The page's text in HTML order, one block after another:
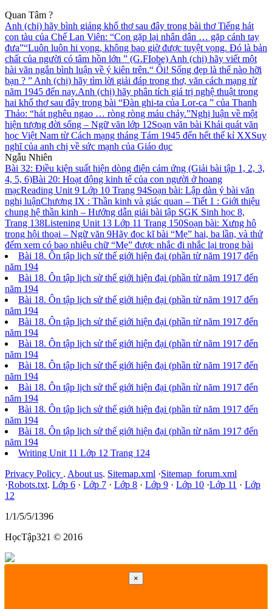
Quan Tâm ?
Anh (chị) hãy bình giảng khổ thơ sau đây trong bài thơ Tiếng hát
con tàu của Chế Lan Viên: “Con gặp lại nhân dân … gặp cánh tay
đưa”“Luôn luôn hi vọng, không bao giờ được tuyệt vọng. Đó là bản
chất của người có tâm hồn lớn ” (G.FIobe) Anh (chị) hãy viết một
hài văn ngắn bình luận về ý kiên trên.“ Ôi! Sống đẹp là thế nào hỡi
bạn ? ” Anh (chị) hãy tìm lời giải đáp trong thơ, văn cách mạng từ
năm 1945 đến nay.Anh (chị) hãy phân tích giá trị nghệ thuật trong
hai khổ thơ sau đây trong bài “Đàn ghi-ta của Lor-ca ” của Thanh
Thảo: “hát nghêu ngao … ròng ròng máu chảy.”Nghị luận về một
hiện tượng đời sống – Ngữ văn lớp 12Soạn văn bài Khái quát văn
học Việt Nam từ Cách mạng tháng Tám 1945 đến hết thế kỉ XXSuy
nghĩ của anh chị về sức mạnh của Giáo dục
Ngẫu Nhiên
Bài 32: Điều kiện suất hiện dòng điện cảm ứng (Giải bài tập 1, 2, 3,
4, 5, 6)Bài 20: Hoạt động kinh tế của con người ở hoang
mạcReading Unit 9 Lớp 10 Trang 94Soạn bài: Lập dàn ý bài văn
nghị luậnChương IX : Thần kinh và giác quan – Tiết 1 : Giới thiệu
chung hệ thần kinh – Hướng dẫn giải bài tập SGK Sinh học 8,
Trang 138Listening Unit 13 Lớp 11 Trang 150Soạn bài: Xưng hô
trong hội thoại – Ngữ văn 9Hãy đọc kĩ bài “Mẹ” hai, ba lần, và thử
đếm xem có bao nhiêu chữ “Mẹ” được nhắc đi nhắc lại trong bài
Bài 18. Ôn tập lịch sử thế giới hiện đại (phần từ năm 1917 đến
năm 194
Bài 18. Ôn tập lịch sử thế giới hiện đại (phần từ năm 1917 đến
năm 194
Bài 18. Ôn tập lịch sử thế giới hiện đại (phần từ năm 1917 đến
năm 194
Bài 18. Ôn tập lịch sử thế giới hiện đại (phần từ năm 1917 đến
năm 194
Bài 18. Ôn tập lịch sử thế giới hiện đại (phần từ năm 1917 đến
năm 194
Bài 18. Ôn tập lịch sử thế giới hiện đại (phần từ năm 1917 đến
năm 194
Bài 18. Ôn tập lịch sử thế giới hiện đại (phần từ năm 1917 đến
năm 194
Bài 18. Ôn tập lịch sử thế giới hiện đại (phần từ năm 1917 đến
năm 194
Bài 18. Ôn tập lịch sử thế giới hiện đại (phần từ năm 1917 đến
năm 194
Writing Unit 11 Lớp 12 Trang 124
Privacy Policy . About us. Sitemap.xml ·Sitemap_forum.xml
·Robots.txt. Lớp 6 · Lớp 7 · Lớp 8 · Lớp 9 · Lớp 10 ·Lớp 11 · Lớp
12
1/1/5/5/1396
HọcTập321 © 2016
×